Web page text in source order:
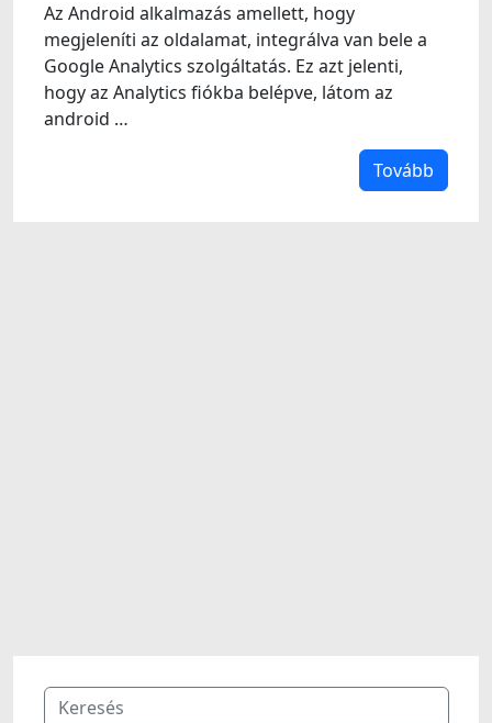
Az Android alkalmazás amellett, hogy
megjeleníti az oldalamat, integrálva van bele a
Google Analytics szolgáltatás. Ez azt jelenti,
hogy az Analytics fiókba belépve, látom az
android …
Tovább